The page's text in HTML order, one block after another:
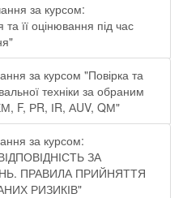
за курсом:
її оцінювання під час
за курсом "Повірка та
техніки за обраним
F, РR, ІR, АUV, QМ"
за курсом:
ЗА
ПРАВИЛА ПРИЙНЯТТЯ
РИЗИКІВ"